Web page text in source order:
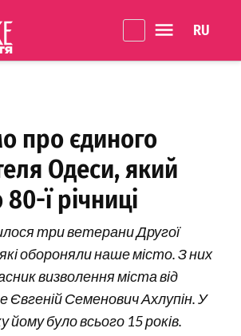
Життя
В
про єдиного
Одеси, який
ї річниці
три ветерани Другої
які обороняли наше місто. З них
визволення міста від
Євгеній Семенович Ахлупін. У
йому було всього 15 років.